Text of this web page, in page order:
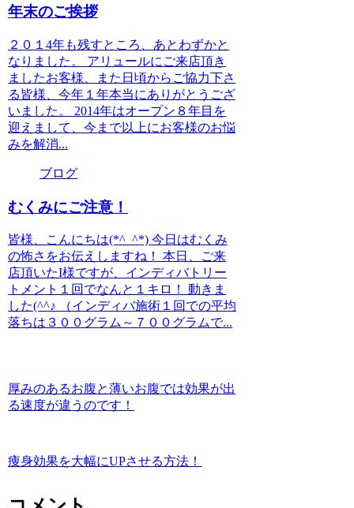
年末のご挨拶
２０１4年も残すところ、あとわずかと
なりました。 アリュールにご来店頂き
ましたお客様、また日頃からご協力下さ
る皆様、今年１年本当にありがとうござ
いました。 2014年はオープン８年目を
迎えまして、今まで以上にお客様のお悩
みを解消...
ブログ
むくみにご注意！
皆様、こんにちは(*^_^*) 今日はむくみ
の怖さをお伝えしますね！ 本日、ご来
店頂いたI様ですが、インディバトリー
トメント１回でなんと１キロ！ 動きま
した(^^♪ （インディバ施術１回での平均
落ちは３００グラム～７００グラムで...
厚みのあるお腹と薄いお腹では効果が出
る速度が違うのです！
痩身効果を大幅にUPさせる方法！